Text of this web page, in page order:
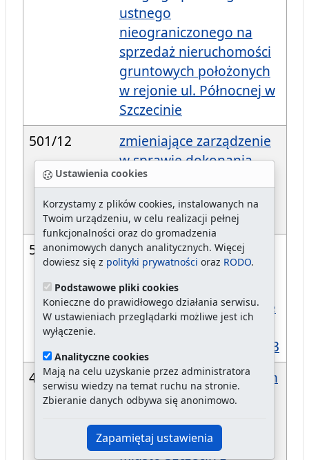
Ustawienia cookies
Korzystamy z plików cookies, instalowanych na
Twoim urządzeniu, w celu realizacji pełnej
funkcjonalności oraz do gromadzenia
anonimowych danych analitycznych. Więcej
dowiesz się z polityki prywatności oraz RODO.
Podstawowe pliki cookies
Konieczne do prawidłowego działania serwisu.
W ustawieniach przeglądarki możliwe jest ich
wyłączenie.
Analityczne cookies
Mają na celu uzyskanie przez administratora
serwisu wiedzy na temat ruchu na stronie.
Zbieranie danych odbywa się anonimowo.
Zapamiętaj ustawienia
ustnego
nieograniczonego na
sprzedaż nieruchomości
gruntowych położonych
w rejonie ul. Północnej w
Szczecinie
501/12
zmieniające zarządzenie
w sprawie dokonania
przesunięć środków
finansowych
Państwowego Funduszu
500/12
w sprawie ustalenia
kwoty stypendium
szkolnego dla uczniów
zamieszkałych na terenie
Gminy Miasto szczecin w
roku szkolnym 2012/2013
499/12
w sprawie szczegółowych
zasad współpracy
pozafinansowej Gminy
Miasto Szczecin z